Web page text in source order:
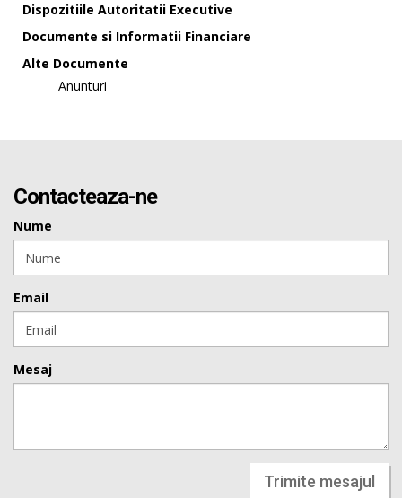
Dispozitiile Autoritatii Executive
Documente si Informatii Financiare
Alte Documente
Anunturi
Contacteaza-ne
Nume
Email
Mesaj
Trimite mesajul